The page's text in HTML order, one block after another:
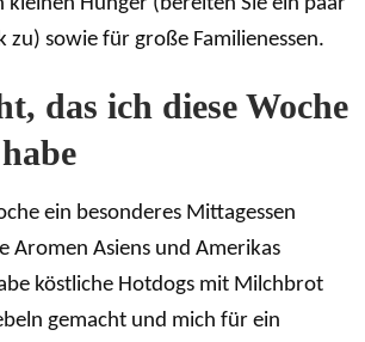
zu) sowie für große Familienessen.
das ich diese Woche
ein besonderes Mittagessen
Aromen Asiens und Amerikas
köstliche Hotdogs mit Milchbrot
gemacht und mich für ein